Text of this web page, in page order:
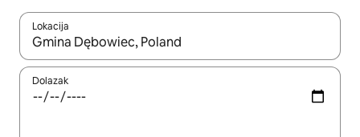
Lokacija
Kada budu dostupni rezultati, moći ćete ih pregledati
Dolazak